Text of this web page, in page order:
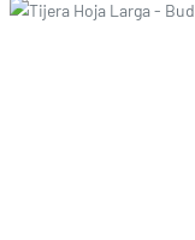
Prix